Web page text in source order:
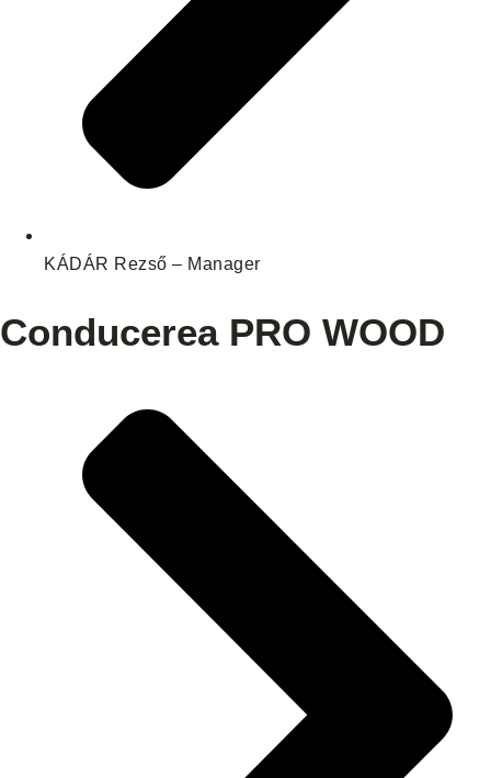
KÁDÁR Rezső – Manager
Conducerea PRO WOOD